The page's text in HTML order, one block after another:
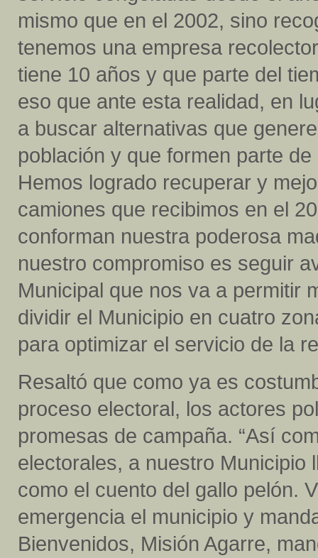
mismo que en el 2002, sino
tenemos una empresa
tiene 10 años y que parte del
eso que ante esta realidad, en
a buscar alternativas que
población y que formen parte
Hemos logrado recuperar y
camiones que recibimos en el
conforman nuestra poderosa
nuestro compromiso es seguir
Municipal que nos va a permitir
dividir el Municipio en cuatro
para optimizar el servicio de la
Resaltó que como ya es
proceso electoral, los actores
promesas de campaña. “Así
electorales, a nuestro Municipio
como el cuento del gallo pelón.
emergencia el municipio y
Bienvenidos, Misión Agarre,